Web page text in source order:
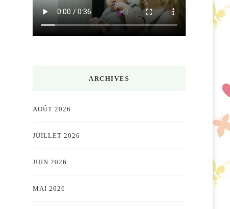
ARCHIVES
AOÛT 2026
JUILLET 2026
JUIN 2026
MAI 2026